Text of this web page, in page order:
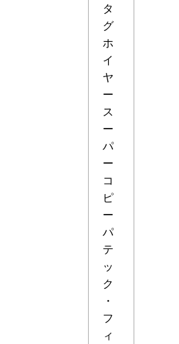
タ
グ
ホ
イ
ヤ
ー
ス
ー
パ
ー
コ
ピ
ー
パ
テ
ッ
ク
・
フ
ィ